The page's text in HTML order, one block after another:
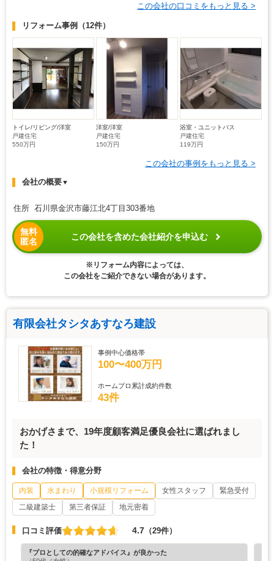
この会社の口コミをもっと見る >
リフォーム事例 （12件）
トイレ/リビング/洋室
戸建住宅
550万円
洋室/洋室
戸建住宅
150万円
浴室・ユニットバス
戸建住宅
119万円
この会社の事例をもっと見る >
会社の概要▼
住所 石川県金沢市藤江北4丁目303番地
無料
匿名
この会社を含めた会社紹介を申込む
※リフォーム内容によっては、
この会社をご紹介できない場合があります。
有限会社タシタあすなろ建設
事例中心価格帯
100〜400万円
ホームプロ累計成約件数
43件
おかげさまで、19年度顧客満足優良会社に選ばれまし
た！
会社の特徴・得意分野
内装 水まわり 小規模リフォーム 女性スタッフ
緊急受付
二級建築士
第三者保証 地元密着
口コミ評価 4.7 （29件）
『プロとしての的確なアドバイス』が良かった